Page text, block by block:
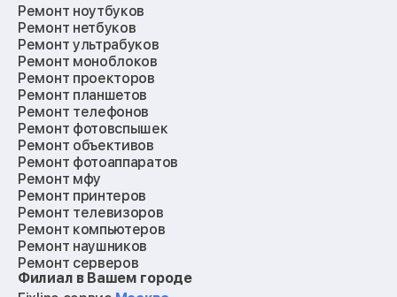
Ремонт ноутбуков
Ремонт нетбуков
Ремонт ультрабуков
Ремонт моноблоков
Ремонт проекторов
Ремонт планшетов
Ремонт телефонов
Ремонт фотовспышек
Ремонт объективов
Ремонт фотоаппаратов
Ремонт мфу
Ремонт принтеров
Ремонт телевизоров
Ремонт компьютеров
Ремонт наушников
Ремонт серверов
Ремонт мониторов
Филиал в Вашем городе